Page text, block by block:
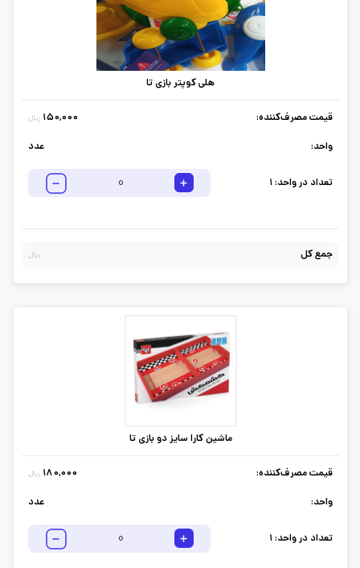
هلی کوپتر بازی تا
قیمت مصرف‌کننده: 150,000 ریال
واحد: عدد
تعداد در واحد:1
جمع کل ریال
ماشین کارا سایز دو بازی تا
قیمت مصرف‌کننده: 180,000 ریال
واحد: عدد
تعداد در واحد:1